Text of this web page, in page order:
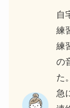
自
練
練
の
た
急